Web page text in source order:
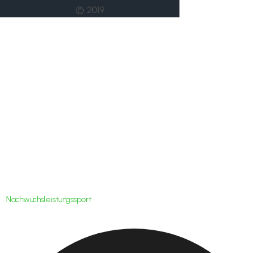
© 2019
Nachwuchsleistungssport